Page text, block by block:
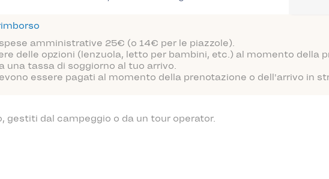
amministrative 25€ (o 14€ per le piazzole).
delle opzioni (lenzuola, letto per bambini, etc.) al momento della
una tassa di soggiorno al tuo arrivo.
essere pagati al momento della prenotazione o dell'arrivo in
gestiti dal campeggio o da un tour operator.